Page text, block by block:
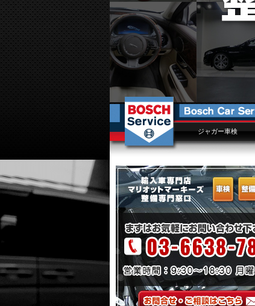
ジャガー車検
ジャガー車検概要
ジャガー車検費用
車検入庫予約